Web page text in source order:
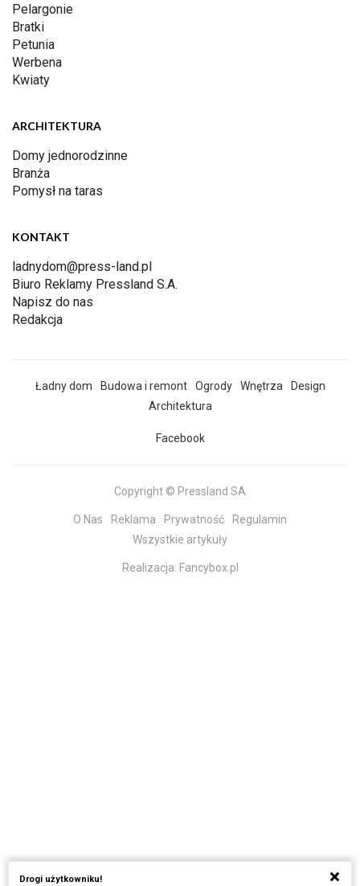
Pelargonie
Bratki
Petunia
Werbena
Kwiaty
ARCHITEKTURA
Domy jednorodzinne
Branża
Pomysł na taras
KONTAKT
ladnydom@press-land.pl
Biuro Reklamy Pressland S.A.
Napisz do nas
Redakcja
Ładny dom Budowa i remont Ogrody Wnętrza
Design
Architektura
Facebook
Copyright © Pressland SA
O Nas Reklama Prywatność
Regulamin
Wszystkie artykuły
Realizacja: Fancybox.pl
Drogi użytkowniku!